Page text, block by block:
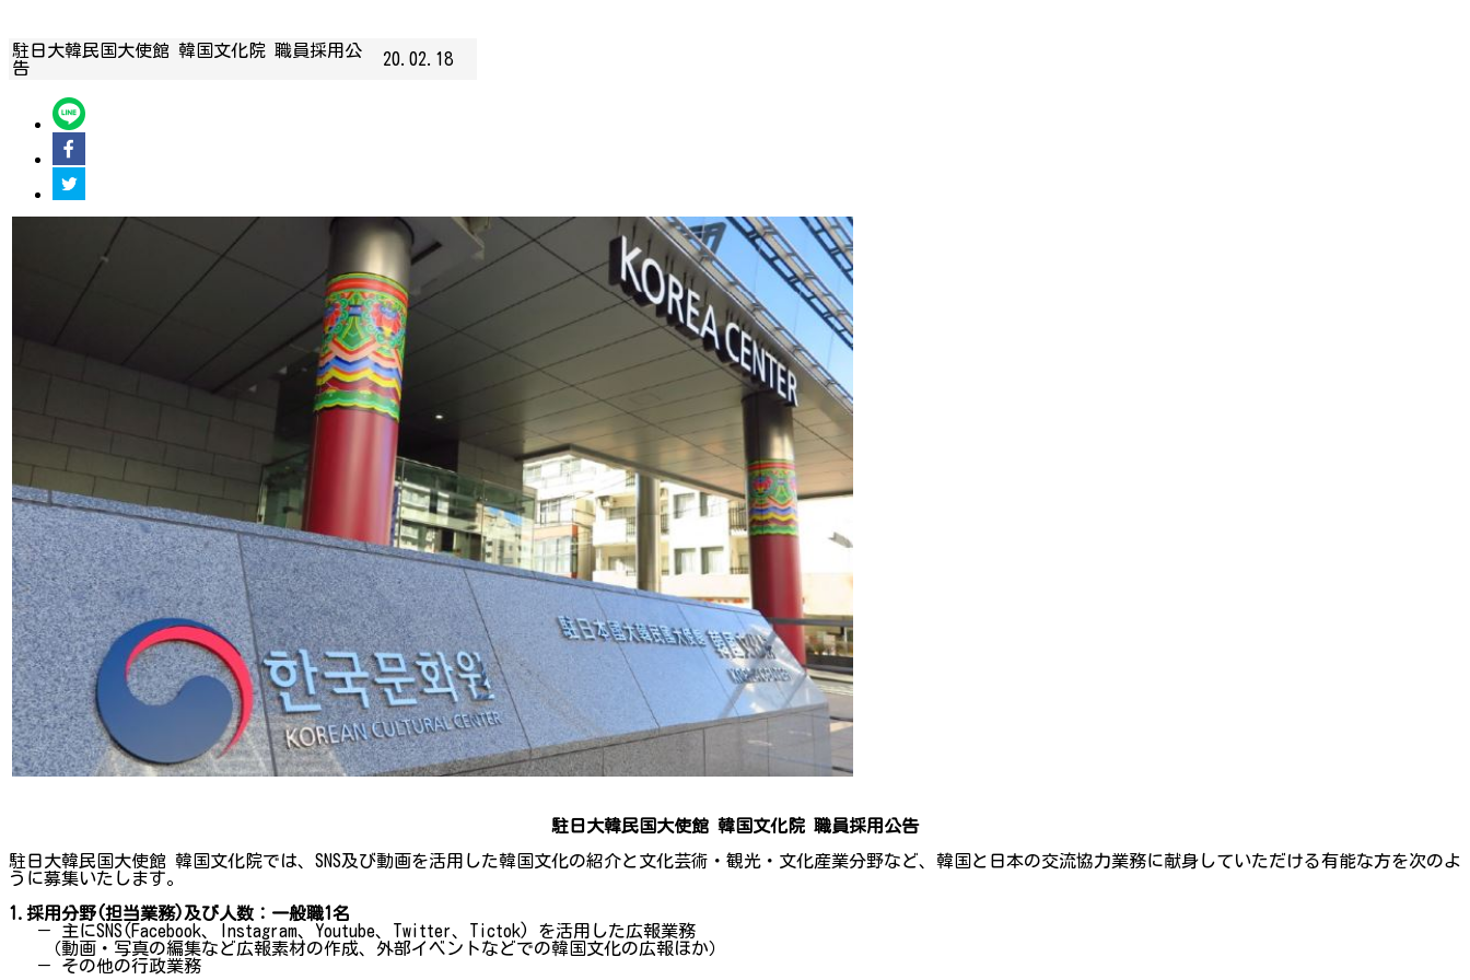
駐日大韓民国大使館 韓国文化院 職員採用公
告
20.02.18
駐日大韓民国大使館 韓国文化院 職員採用公告
駐日大韓民国大使館 韓国文化院では、SNS及び動画を活用した韓国文化の紹介と文化芸術・観光・文化産業分野など、韓国と日本の交流協力業務に献身していただける有能な方を次のよ
うに募集いたします。
1.採用分野(担当業務)及び人数：一般職1名
－ 主にSNS(Facebook、Instagram、Youtube、Twitter、Tictok) を活用した広報業務
（動画・写真の編集など広報素材の作成、外部イベントなどでの韓国文化の広報ほか）
－ その他の行政業務